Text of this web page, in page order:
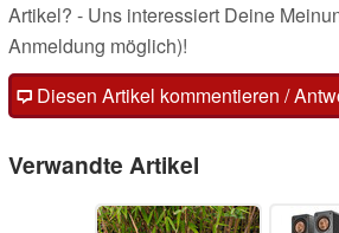
Artikel? - Uns interessiert Deine
Anmeldung möglich)!
Diesen Artikel kommentieren /
Verwandte Artikel